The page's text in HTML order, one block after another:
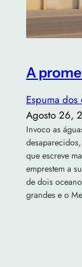
A
Espuma dos
Agosto 26,
Invoco as
que escreve
emprestem a
de dois
grandes e o